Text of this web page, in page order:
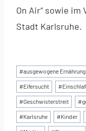
On Air“ sowie
Stadt Karlsruhe.
Schlagworte:
#ausgewogene Ernährung
#Eifersucht #
#Geschwisterstreit #
#Karlsruhe #Kinder